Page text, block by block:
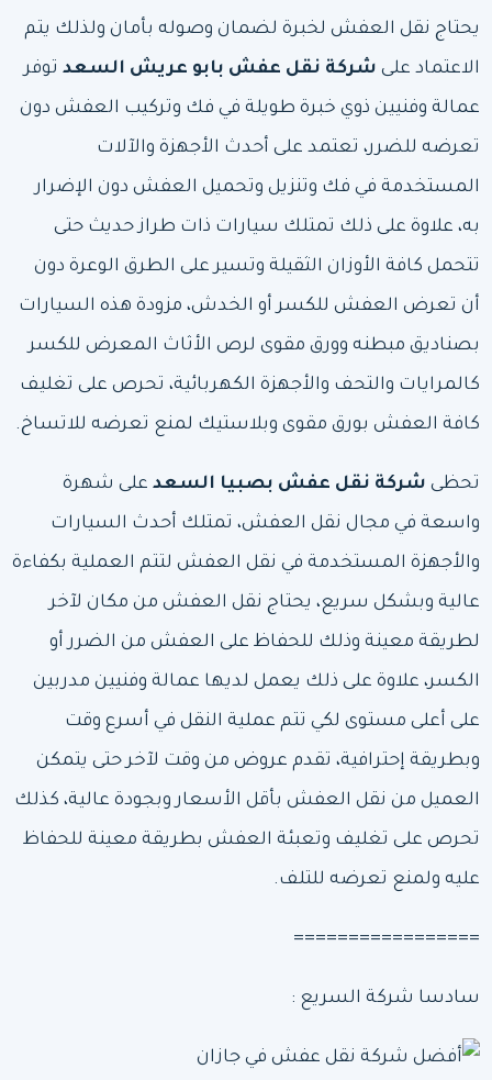
يحتاج نقل العفش لخبرة لضمان وصوله بأمان ولذلك يتم
الاعتماد على شركة نقل عفش بابو عريش السعد توفر
عمالة وفنيين ذوي خبرة طويلة في فك وتركيب العفش دون
تعرضه للضرر، تعتمد على أحدث الأجهزة والآلات
المستخدمة في فك وتنزيل وتحميل العفش دون الإضرار
به، علاوة على ذلك تمتلك سيارات ذات طراز حديث حتى
تتحمل كافة الأوزان الثقيلة وتسير على الطرق الوعرة دون
أن تعرض العفش للكسر أو الخدش، مزودة هذه السيارات
بصناديق مبطنه وورق مقوى لرص الأثاث المعرض للكسر
كالمرايات والتحف والأجهزة الكهربائية، تحرص على تغليف
كافة العفش بورق مقوى وبلاستيك لمنع تعرضه للاتساخ.
تحظى شركة نقل عفش بصبيا السعد على شهرة
واسعة في مجال نقل العفش، تمتلك أحدث السيارات
والأجهزة المستخدمة في نقل العفش لتتم العملية بكفاءة
عالية وبشكل سريع، يحتاج نقل العفش من مكان لآخر
لطريقة معينة وذلك للحفاظ على العفش من الضرر أو
الكسر، علاوة على ذلك يعمل لديها عمالة وفنيين مدربين
على أعلى مستوى لكي تتم عملية النقل في أسرع وقت
وبطريقة إحترافية، تقدم عروض من وقت لآخر حتى يتمكن
العميل من نقل العفش بأقل الأسعار وبجودة عالية، كذلك
تحرص على تغليف وتعبئة العفش بطريقة معينة للحفاظ
عليه ولمنع تعرضه للتلف.
=================
سادسا شركة السريع :